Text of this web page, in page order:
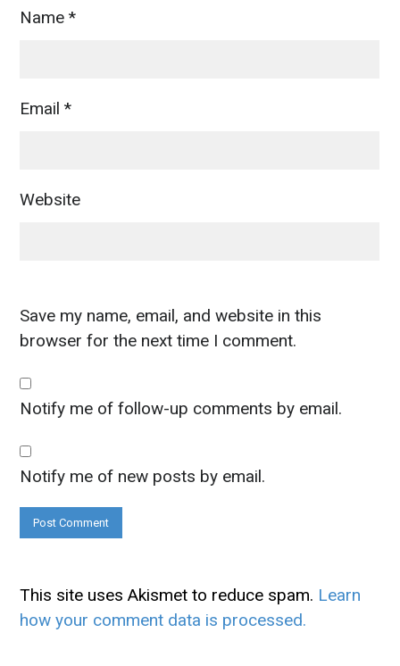
Name*
Email*
Website
Save my name, email, and website in this
browser for the next time I comment.
Notify me of follow-up comments by email.
Notify me of new posts by email.
This site uses Akismet to reduce spam. Learn
how your comment data is processed.